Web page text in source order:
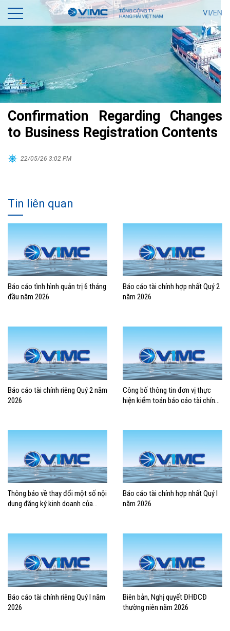
VI/EN
Confirmation Regarding Changes
to Business Registration Contents
22/05/26 3:02 PM
Tin liên quan
Báo cáo tình hình quản trị 6 tháng
đầu năm 2026
Báo cáo tài chính hợp nhất Quý 2
năm 2026
Báo cáo tài chính riêng Quý 2 năm
2026
Công bố thông tin đơn vị thực
hiện kiểm toán báo cáo tài chính
Thông báo về thay đổi một số nội
dung đăng ký kinh doanh của
Báo cáo tài chính hợp nhất Quý I
năm 2026
Báo cáo tài chính riêng Quý I năm
2026
Biên bản, Nghị quyết ĐHĐCĐ
thường niên năm 2026